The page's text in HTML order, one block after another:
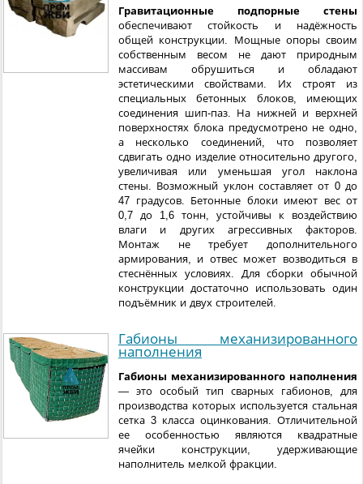
Гравитационные подпорные стены
обеспечивают стойкость и надёжность
общей конструкции. Мощные опоры своим
собственным весом не дают природным
массивам обрушиться и обладают
эстетическими свойствами. Их строят из
специальных бетонных блоков, имеющих
соединения шип-паз. На нижней и верхней
поверхностях блока предусмотрено не одно,
а несколько соединений, что позволяет
сдвигать одно изделие относительно другого,
увеличивая или уменьшая угол наклона
стены. Возможный уклон составляет от 0 до
47 градусов. Бетонные блоки имеют вес от
0,7 до 1,6 тонн, устойчивы к воздействию
влаги и других агрессивных факторов.
Монтаж не требует дополнительного
армирования, и отвес может возводиться в
стеснённых условиях. Для сборки обычной
конструкции достаточно использовать один
подъёмник и двух строителей.
Габионы механизированного
наполнения
Габионы механизированного наполнения
— это особый тип сварных габионов, для
производства которых используется стальная
сетка 3 класса оцинкования. Отличительной
ее особенностью являются квадратные
ячейки конструкции, удерживающие
наполнитель мелкой фракции.